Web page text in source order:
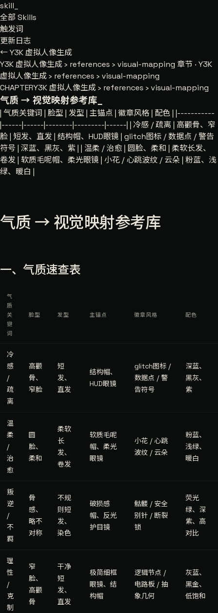
skill
全部 Skills
触发词
更新日志
← Y3K 虚拟人像生成
Y3K 虚拟人像生成› references › visual-mapping 章节 · Y3K
虚拟人像生成 › references › visual-mapping
CHAPTERY3K 虚拟人像生成 › references › visual-mapping
气质 → 视觉映射参考库
| 气质关键词 | 脸型 | 发型 | 主锚点 | 徽章风格 | 配色 | |-----------
|------|------|--------|---------|------| | 冷感 / 疏离 | 高颧骨、窄
脸 | 短发、直发 | 结构帽、HUD眼镜 | glitch图标 / 数据点 / 警告
符号 | 深蓝、黑灰、紫 | | 温柔 / 治愈 | 圆脸、柔和 | 柔软长发、
卷发 | 软质毛呢帽、柔光眼镜 | 小花 / 心跳波纹 / 云朵 | 粉蓝、浅
绿、暖白 |
气质 → 视觉映射参考库
一、气质速查表
气
质
关
键
词
脸型 发型 主锚点 徽章风格 配色
冷
感
/
疏
离
高颧
骨、
窄脸
短
发、
直发
结构帽、
HUD眼镜
glitch图标 /
数据点 / 警
告符号
深蓝、
黑灰、
紫
温
柔
/
治
愈
圆
脸、
柔和
柔软
长
发、
卷发
软质毛呢
帽、柔光
眼镜
小花 / 心跳
波纹 / 云朵
粉蓝、
浅绿、
暖白
叛
逆
/
不
羁
骨
感、
略不
对称
不规
则短
发、
染色
破损感
帽、反光
护目镜
骷髅 / 安全
别针 / 断裂
锁
荧光
绿、深
紫、高
对比
理
性
/
克
制
窄
脸、
高颧
骨
干净
短
发、
直发
极简细框
眼镜、结
构帽
逻辑节点 /
电路板 / 抽
象几何
灰蓝、
黑金、
低饱和